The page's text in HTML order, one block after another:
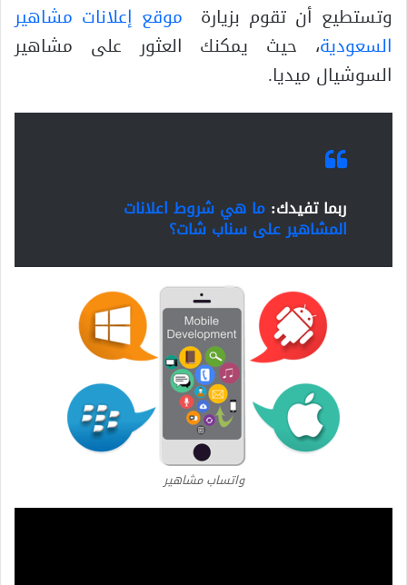
وتستطيع أن تقوم بزيارة موقع إعلانات مشاهير
السعودية، حيث يمكنك العثور على مشاهير
السوشيال ميديا.
ربما تفيدك: ما هي شروط اعلانات
المشاهير على سناب شات؟
واتساب مشاهير